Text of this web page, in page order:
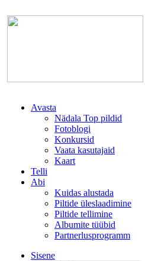
Avasta
Nädala Top pildid
Fotoblogi
Konkursid
Vaata kasutajaid
Kaart
Telli
Abi
Kuidas alustada
Piltide üleslaadimine
Piltide tellimine
Albumite tüübid
Partnerlusprogramm
Sisene